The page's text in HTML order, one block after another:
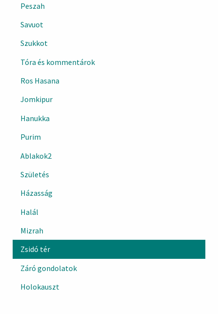
Peszah
Savuot
Szukkot
Tóra és kommentárok
Ros Hasana
Jomkipur
Hanukka
Purim
Ablakok2
Születés
Házasság
Halál
Mizrah
Zsidó tér
Záró gondolatok
Holokauszt